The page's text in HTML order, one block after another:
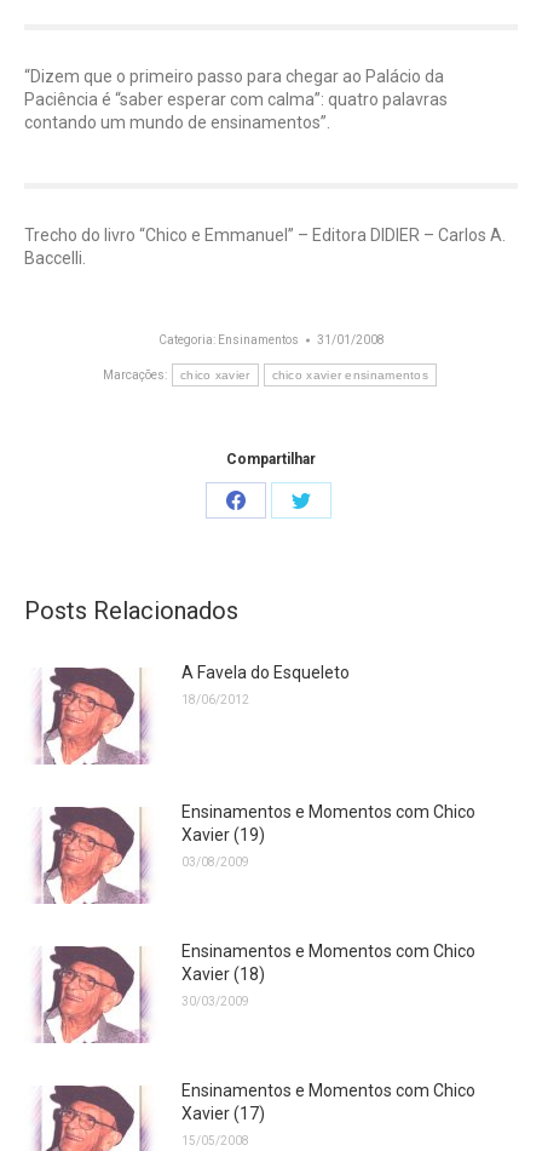
“Dizem que o primeiro passo para chegar ao Palácio da
Paciência é “saber esperar com calma”: quatro palavras
contando um mundo de ensinamentos”.
Trecho do livro “Chico e Emmanuel” – Editora DIDIER – Carlos A.
Baccelli.
Categoria: Ensinamentos 31/01/2008
Marcações: chico xavier chico xavier ensinamentos
Compartilhar
Share
Share
Posts Relacionados
A Favela do Esqueleto
18/06/2012
Ensinamentos e Momentos com Chico
Xavier (19)
03/08/2009
Ensinamentos e Momentos com Chico
Xavier (18)
30/03/2009
Ensinamentos e Momentos com Chico
Xavier (17)
15/05/2008